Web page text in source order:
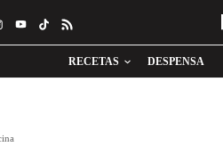
RECETAS DESPENSA